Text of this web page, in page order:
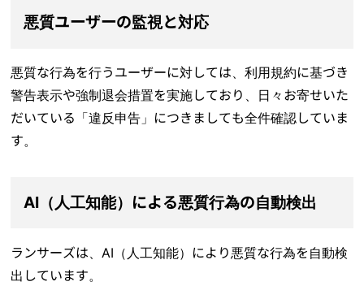
悪質ユーザーの監視と対応
悪質な行為を行うユーザーに対しては、利用規約に基づき
警告表示や強制退会措置を実施しており、日々お寄せいた
だいている「違反申告」につきましても全件確認していま
す。
AI（人工知能）による悪質行為の自動検出
ランサーズは、AI（人工知能）により悪質な行為を自動検
出しています。